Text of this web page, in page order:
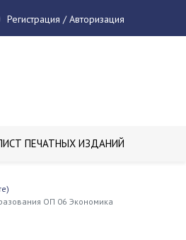
Регистрация / Авторизация
ПЕЧАТНЫХ ИЗДАНИЙ
ОП 06 Экономика